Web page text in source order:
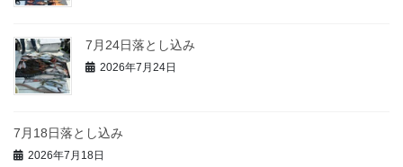
7月24日落とし込み
2026年7月24日
7月18日落とし込み
2026年7月18日